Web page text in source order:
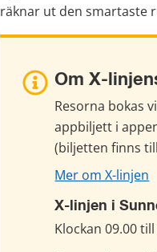
räknar ut den smartaste
Om X-
Resorna bokas
appbiljett i
(biljetten finns
Mer om X-linjen
X-linjen i
Klockan 09.00